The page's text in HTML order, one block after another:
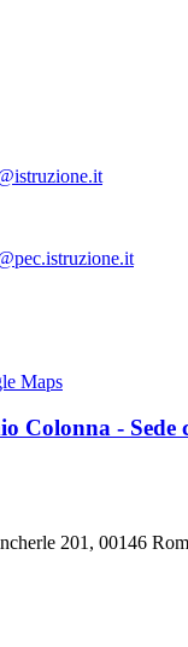
Maps
Colonna - Sede
201, 00146